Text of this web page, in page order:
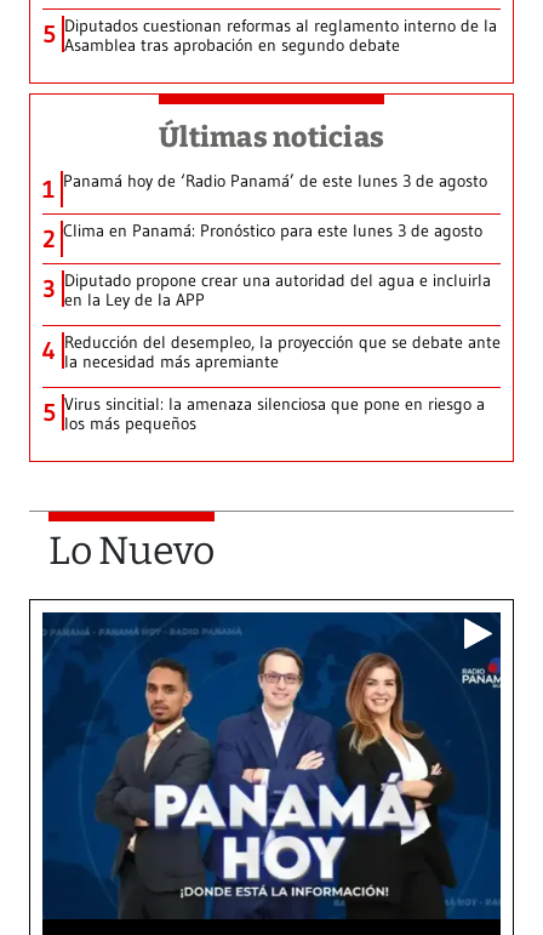
5 Diputados cuestionan reformas al reglamento interno de la
Asamblea tras aprobación en segundo debate
Últimas noticias
1 Panamá hoy de ‘Radio Panamá’ de este lunes 3 de agosto
2 Clima en Panamá: Pronóstico para este lunes 3 de agosto
3 Diputado propone crear una autoridad del agua e incluirla
en la Ley de la APP
4 Reducción del desempleo, la proyección que se debate ante
la necesidad más apremiante
5 Virus sincitial: la amenaza silenciosa que pone en riesgo a
los más pequeños
Lo Nuevo